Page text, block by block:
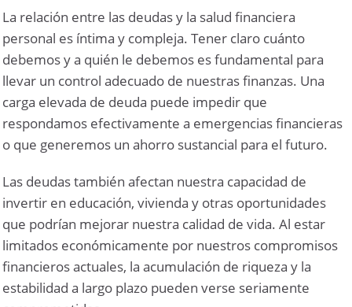
La relación entre las deudas y la salud financiera
personal es íntima y compleja. Tener claro cuánto
debemos y a quién le debemos es fundamental para
llevar un control adecuado de nuestras finanzas. Una
carga elevada de deuda puede impedir que
respondamos efectivamente a emergencias financieras
o que generemos un ahorro sustancial para el futuro.
Las deudas también afectan nuestra capacidad de
invertir en educación, vivienda y otras oportunidades
que podrían mejorar nuestra calidad de vida. Al estar
limitados económicamente por nuestros compromisos
financieros actuales, la acumulación de riqueza y la
estabilidad a largo plazo pueden verse seriamente